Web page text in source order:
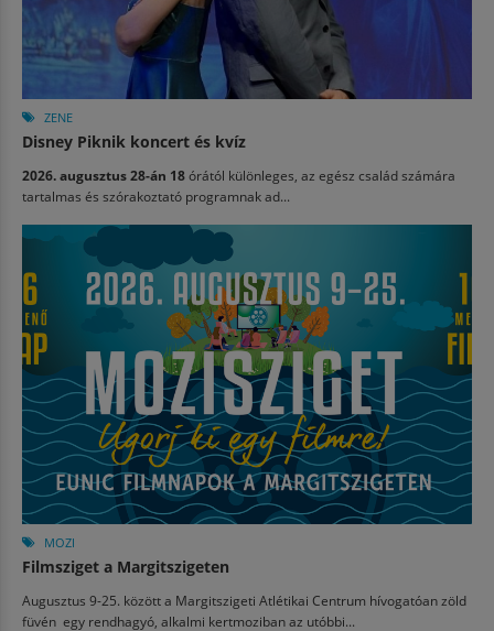
ZENE
Disney Piknik koncert és kvíz
2026. augusztus 28-án 18órától különleges, az egész család számára
tartalmas és szórakoztató programnak ad...
MOZI
Filmsziget a Margitszigeten
Augusztus 9-25. között a Margitszigeti Atlétikai Centrum hívogatóan zöld
füvén egy rendhagyó, alkalmi kertmoziban az utóbbi...